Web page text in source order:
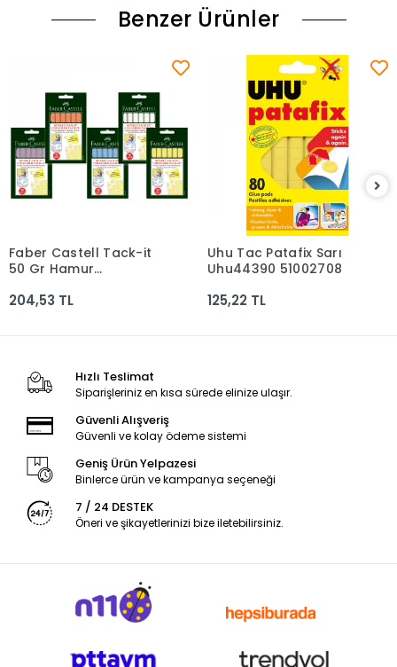
Benzer Ürünler
Sepete Ekle
Faber Castell Tack-it
50 Gr Hamur
5130187093000
204,53 TL
Sepete Ekle
Uhu Tac Patafix Sarı
Uhu44390 51002708
125,22 TL
Hızlı Teslimat
Siparişleriniz en kısa sürede elinize ulaşır.
Güvenli Alışveriş
Güvenli ve kolay ödeme sistemi
Geniş Ürün Yelpazesi
Binlerce ürün ve kampanya seçeneği
7 / 24 DESTEK
Öneri ve şikayetlerinizi bize iletebilirsiniz.